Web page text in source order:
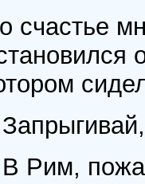
счастье
Рим,